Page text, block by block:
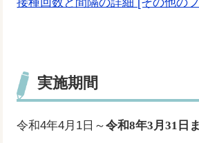
実施期間
令和4年4月1日～令和8年3月31日